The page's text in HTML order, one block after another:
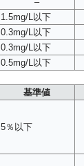
1.5mg/L以下
0.3mg/L以下
0.3mg/L以下
0.5mg/L以下
基準値
5％以下